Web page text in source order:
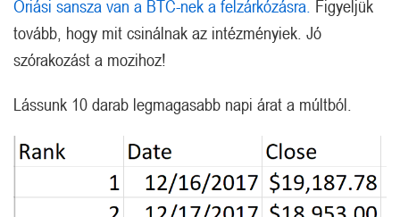
Óriási sansza van a BTC-nek a felzárkózásra. Figyeljük
tovább, hogy mit csinálnak az intézményiek. Jó
szórakozást a mozihoz!
Lássunk 10 darab legmagasabb napi árat a múltból.